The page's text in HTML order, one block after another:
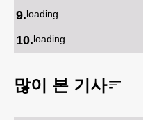
9.loading...
10.loading...
많이 본 기사